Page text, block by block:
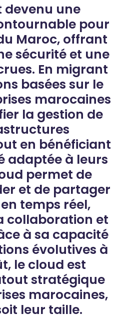
devenu une
pour
Maroc, offrant
sécurité et une
En migrant
basées sur le
marocaines
la gestion de
en bénéficiant
adaptée à leurs
permet de
et de partager
temps réel,
collaboration et
à sa capacité
évolutives à
le cloud est
stratégique
marocaines,
leur taille.